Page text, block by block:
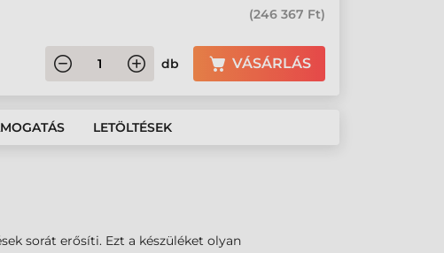
(246 367 Ft)
db VÁSÁRLÁS
LETÖLTÉSEK
sorát erősíti. Ezt a készüléket olyan